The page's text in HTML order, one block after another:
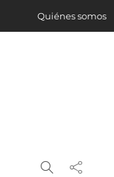
Quiénes somos